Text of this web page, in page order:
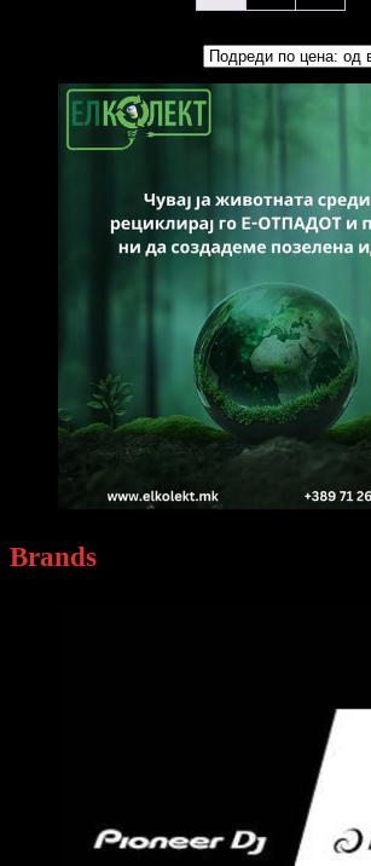
Brands